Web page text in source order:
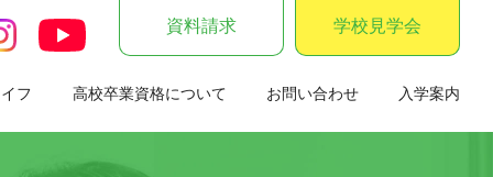
資料請求 学校見学会
フ 高校卒業資格について お問い合わせ 入学案内